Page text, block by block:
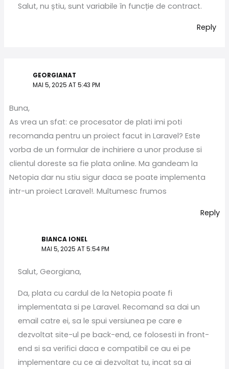
Salut, nu știu, sunt variabile în funcție de contract.
Reply
GEORGIANAT
MAI 5, 2025 AT 5:43 PM
Buna,
As vrea un sfat: ce procesator de plati imi poti
recomanda pentru un proiect facut in Laravel? Este
vorba de un formular de inchiriere a unor produse si
clientul doreste sa fie plata online. Ma gandeam la
Netopia dar nu stiu sigur daca se poate implementa
intr-un proiect Laravel!. Multumesc frumos
Reply
BIANCA IONEL
MAI 5, 2025 AT 5:54 PM
Salut, Georgiana,
Da, plata cu cardul de la Netopia poate fi
implementata si pe Laravel. Recomand sa dai un
email catre ei, sa le spui versiunea pe care e
dezvoltat site-ul pe back-end, ce folosesti in front-
end si sa verifici daca e compatibil ce au ei pe
implementare cu ce ai dezvoltat tu, incat sa ai